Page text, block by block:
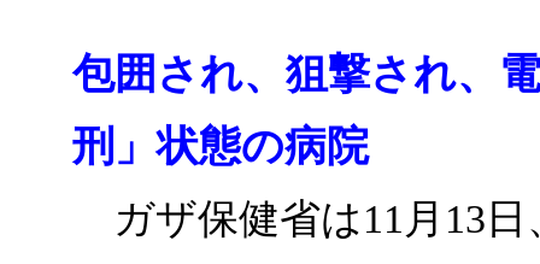
包囲され、狙撃され、
刑」状態の病院
ガザ保健省は11月13